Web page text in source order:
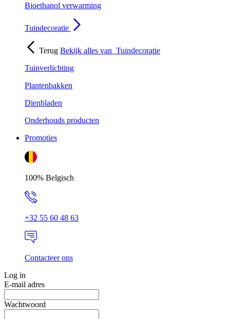
Bioethanol verwarming
Tuindecoratie
Terug Bekijk alles van Tuindecoratie
Tuinverlichting
Plantenbakken
Dienbladen
Onderhouds producten
Promoties
100% Belgisch
+32 55 60 48 63
Contacteer ons
Log in
E-mail adres
Wachtwoord